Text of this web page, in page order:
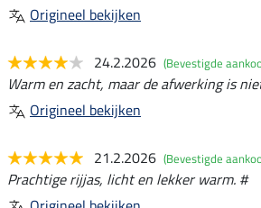
Origineel bekijken
24.2.2026 (Bevestigde
Warm en zacht, maar de afwerking is
Origineel bekijken
21.2.2026 (Bevestigde
Prachtige rijjas, licht en lekker warm. #